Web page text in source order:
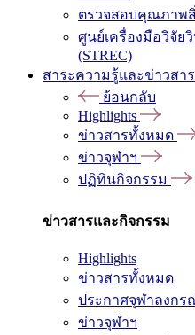
ตรวจสอบคุณภาพ
ศูนย์เครื่องมือวิจัย
(STREC)
สาระความรู้และข่าวสาร
ย้อนกลับ
Highlights
ข่าวสารทั้งหมด
ข่าวจุฬาฯ
ปฏิทินกิจกรรม
ข่าวสารและกิจกรรม
Highlights
ข่าวสารทั้งหมด
ประกาศจุฬาลงก
ข่าวจุฬาฯ